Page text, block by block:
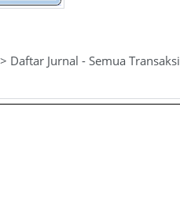
Jurnal - Semua Transaksi